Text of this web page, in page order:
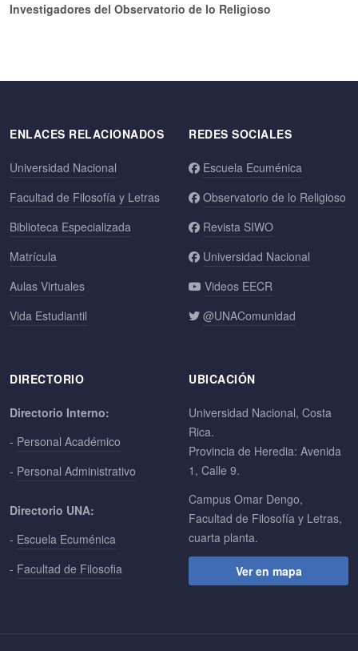
Investigadores del Observatorio de lo Religioso
ENLACES RELACIONADOS
Universidad Nacional
Facultad de Filosofía y Letras
Biblioteca Especializada
Matrícula
Aulas Virtuales
Vida Estudiantil
REDES SOCIALES
Escuela Ecuménica
Observatorio de lo Religioso
Revista SIWO
Universidad Nacional
Videos EECR
@UNAComunidad
DIRECTORIO
Directorio Interno:
- Personal Académico
- Personal Administrativo
Directorio UNA:
- Escuela Ecuménica
- Facultad de Filosofia
UBICACIÓN
Universidad Nacional, Costa
Rica.
Provincia de Heredia: Avenida
1, Calle 9.
Campus Omar Dengo,
Facultad de Filosofía y Letras,
cuarta planta.
Ver en mapa